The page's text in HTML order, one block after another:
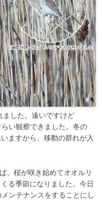
ました。遠いですけど
い観察できました。冬の
ますから、移動の群れが入
、桜が咲き始めてオオルリ
る季節になりました。今日
ンテナンスをすることにし